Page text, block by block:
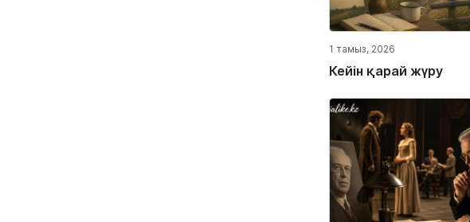
1 тамыз, 2026
Кейін қарай жүру